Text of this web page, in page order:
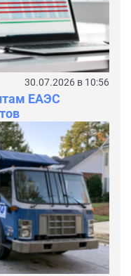
30.07.2026 в 10:56
ЕАЭС